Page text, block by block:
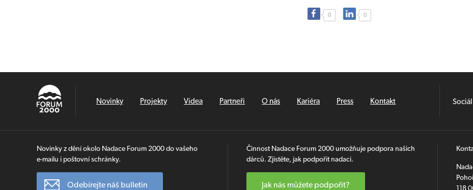
0 0
Novinky Projekty Videa Partneři O nás Kariéra Press Kontakt
Novinky z dění okolo Nadace Forum 2000 do vašeho
e-mailu i poštovní schránky.
Odebírejte náš bulletin
Činnost Nadace Forum 2000 umožňuje podpora našich
dárců. Zjistěte, jak podpořit nadaci.
Jak nás můžete podpořit?
118